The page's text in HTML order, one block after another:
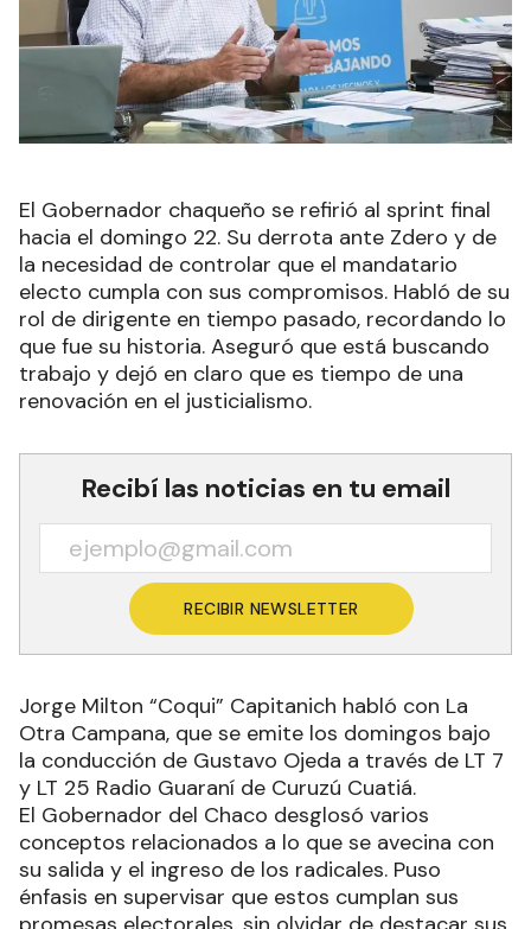
El Gobernador chaqueño se refirió al sprint final
hacia el domingo 22. Su derrota ante Zdero y de
la necesidad de controlar que el mandatario
electo cumpla con sus compromisos. Habló de su
rol de dirigente en tiempo pasado, recordando lo
que fue su historia. Aseguró que está buscando
trabajo y dejó en claro que es tiempo de una
renovación en el justicialismo.
Recibí las noticias en tu email
RECIBIR NEWSLETTER
Jorge Milton “Coqui” Capitanich habló con La
Otra Campana, que se emite los domingos bajo
la conducción de Gustavo Ojeda a través de LT 7
y LT 25 Radio Guaraní de Curuzú Cuatiá.
El Gobernador del Chaco desglosó varios
conceptos relacionados a lo que se avecina con
su salida y el ingreso de los radicales. Puso
énfasis en supervisar que estos cumplan sus